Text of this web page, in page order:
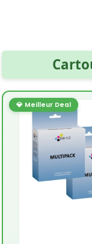
💎 Meilleur Deal